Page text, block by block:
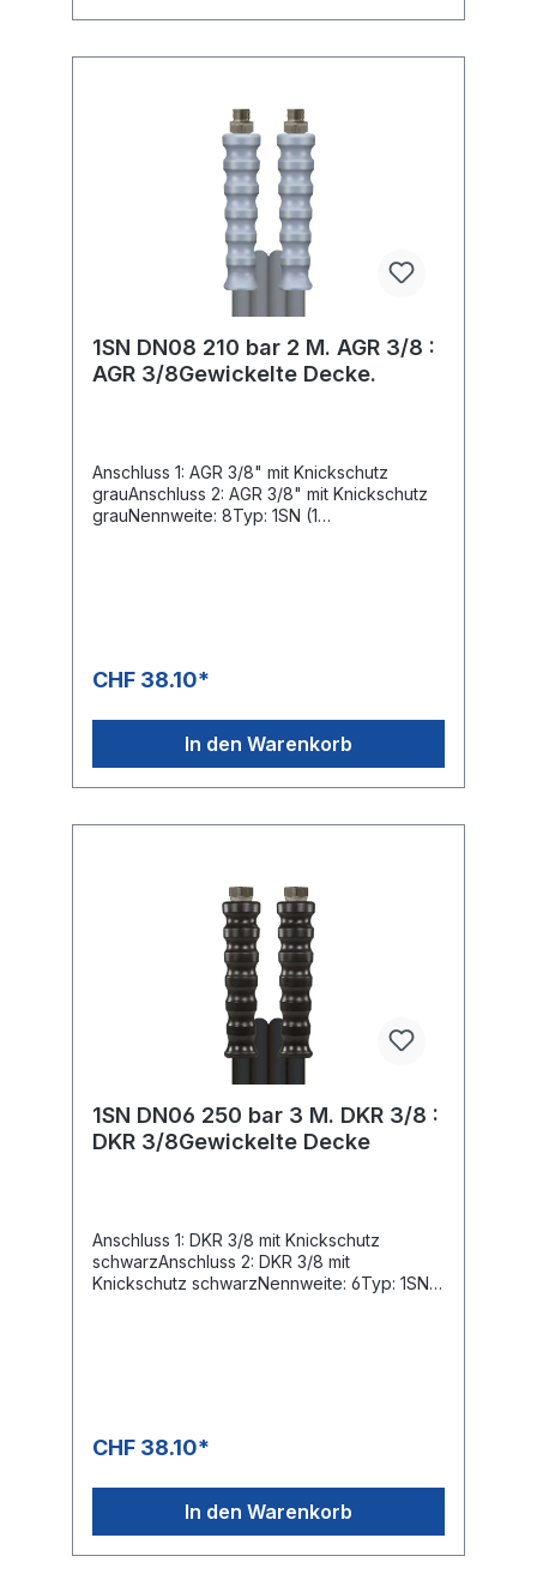
1SN DN08 210 bar 2 M. AGR 3/8 :
AGR 3/8Gewickelte Decke.
Anschluss 1: AGR 3/8" mit Knickschutz
grauAnschluss 2: AGR 3/8" mit Knickschutz
grauNennweite: 8Typ: 1SN (1
CHF 38.10*
In den Warenkorb
1SN DN06 250 bar 3 M. DKR 3/8 :
DKR 3/8Gewickelte Decke
Anschluss 1: DKR 3/8 mit Knickschutz
schwarzAnschluss 2: DKR 3/8 mit
Knickschutz schwarzNennweite: 6Typ: 1SN
CHF 38.10*
In den Warenkorb